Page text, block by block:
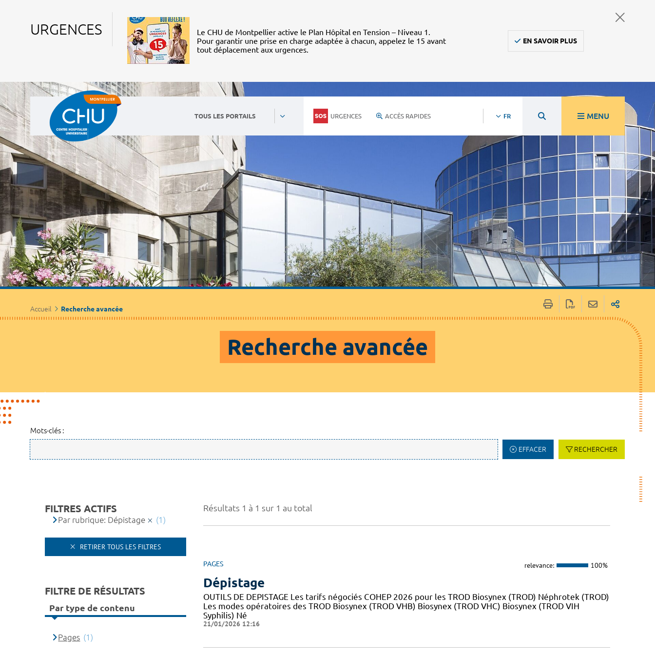
URGENCES
Le CHU de Montpellier active le Plan Hôpital en Tension – Niveau 1.
Pour garantir une prise en charge adaptée à chacun, appelez le 15 avant
tout déplacement aux urgences.
EN SAVOIR PLUS
TOUS LES PORTAILS URGENCES ACCÈS RAPIDES FR MENU
Accueil Recherche avancée
Recherche avancée
Mots-clés :
EFFACER RECHERCHER
Résultats 1 à 1 sur 1 au total
PAGES relevance: 100%
Dépistage
OUTILS DE DEPISTAGE Les tarifs négociés COHEP 2026 pour les TROD Biosynex (TROD) Néphrotek (TROD)
Les modes opératoires des TROD Biosynex (TROD VHB) Biosynex (TROD VHC) Biosynex (TROD VIH
Syphilis) Né
21/01/2026 12:16
FILTRES ACTIFS
Par rubrique: Dépistage (1)
RETIRER TOUS LES FILTRES
FILTRE DE RÉSULTATS
Par type de contenu
Pages (1)